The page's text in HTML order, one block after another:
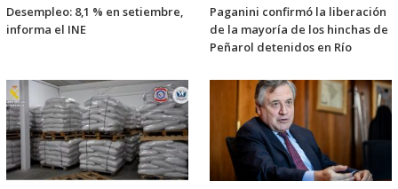
Desempleo: 8,1 % en setiembre,
informa el INE
Paganini confirmó la liberación
de la mayoría de los hinchas de
Peñarol detenidos en Río